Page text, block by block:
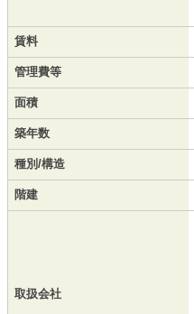
賃料
管理費等
面積
築年数
種別/構造
階建
取扱会社